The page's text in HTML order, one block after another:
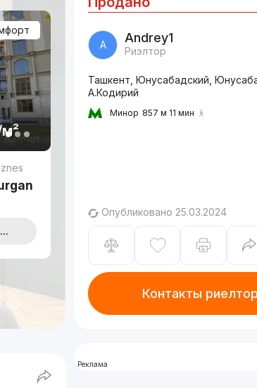
A Andrey1
Риэлтор
Ташкент, Юнусабадский,
А.Кодирий
Минор 857 м 11 мин
Опубликовано 25.03.2024
Контакты
Реклама